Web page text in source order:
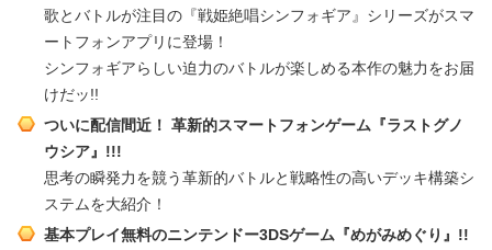
歌とバトルが注目の『戦姫絶唱シンフォギア』シリーズがスマ
ートフォンアプリに登場！
シンフォギアらしい迫力のバトルが楽しめる本作の魅力をお届
けだッ!!
ついに配信間近！ 革新的スマートフォンゲーム『ラストグノ
ウシア』!!!
思考の瞬発力を競う革新的バトルと戦略性の高いデッキ構築シ
ステムを大紹介！
基本プレイ無料のニンテンドー3DSゲーム『めがみめぐり』!!